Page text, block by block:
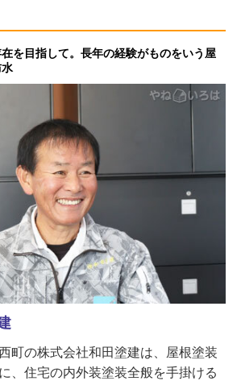
を目指して。長年の経験がものをいう屋
町の株式会社和田塗建は、屋根塗装
、住宅の内外装塗装全般を手掛ける